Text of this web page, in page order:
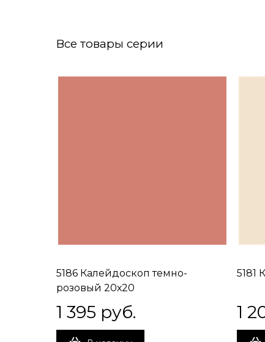
Все товары серии
5186 Калейдоскоп темно-
розовый 20х20
1 395 руб.
5181
1